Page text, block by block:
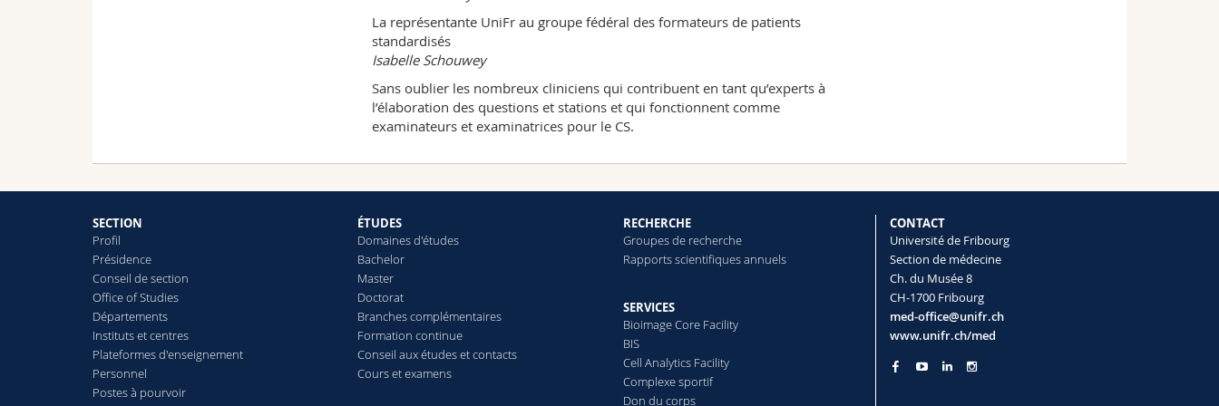
La représentante UniFr au groupe fédéral des formateurs de patients
standardisés
Isabelle Schouwey
Sans oublier les nombreux cliniciens qui contribuent en tant qu’experts à
l’élaboration des questions et stations et qui fonctionnent comme
examinateurs et examinatrices pour le CS.
SECTION
Profil
Présidence
Conseil de section
Office of Studies
Départements
Instituts et centres
Plateformes d'enseignement
Personnel
Postes à pourvoir
ÉTUDES
Domaines d'études
Bachelor
Master
Doctorat
Branches complémentaires
Formation continue
Conseil aux études et contacts
Cours et examens
RECHERCHE
Groupes de recherche
Rapports scientifiques annuels
SERVICES
Bioimage Core Facility
BIS
Cell Analytics Facility
Complexe sportif
Don du corps
CONTACT
Université de Fribourg
Section de médecine
Ch. du Musée 8
CH-1700 Fribourg
med-office@unifr.ch
www.unifr.ch/med